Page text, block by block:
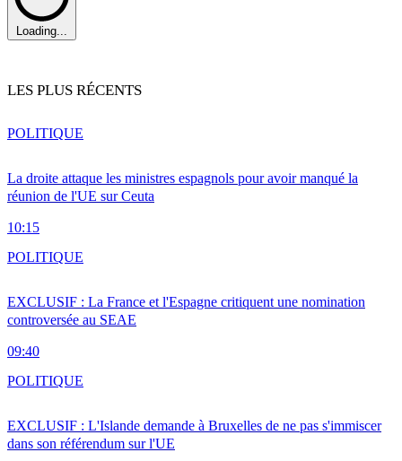
Loading...
LES PLUS RÉCENTS
La droite attaque les ministres espagnols pour avoir manqué la
réunion de l'UE sur Ceuta
10:15
POLITIQUE
EXCLUSIF : La France et l'Espagne critiquent une nomination
controversée au SEAE
09:40
POLITIQUE
EXCLUSIF : L'Islande demande à Bruxelles de ne pas s'immiscer
dans son référendum sur l'UE
POLITIQUE